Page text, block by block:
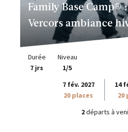
Family Base Camp®
Vercors ambiance
Durée
7 jrs
Niveau
1/5
7 fév. 2027
20 places
14
20
2départs à